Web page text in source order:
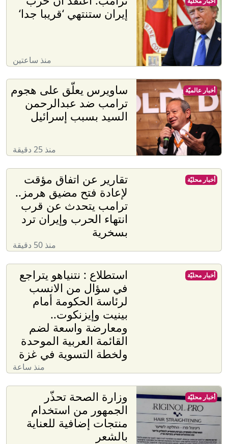
إيران ستنتهي ‘قريبا جدا‘
منذ ساعتين
ساويرس يعلّق على هجوم
ترامب ضد عبدالرحمن
السيد بسبب إسرائيل
منذ 25 دقيقة
أخبار عالميّة
تقارير عن اتفاق مؤقت
لإعادة فتح مضيق هرمز..
ترامب يتحدث عن قرب
انتهاء الحرب وإيران ترد
بسخرية
منذ 50 دقيقة
أخبار محليّة
استطلاع : نتنياهو يتراجع
في سؤال من الانسب
لرئاسة الحكومة أمام
بينيت وإيزنكوت..
ومعارضة واسعة لضم
القائمة العربية الموحدة
ولخطة التسوية في غزة
منذ ساعة
أخبار محليّة
وزارة الصحة تحذّر
الجمهور من استخدام
منتجات إضافية للعناية
بالشعر
أخبار محليّة